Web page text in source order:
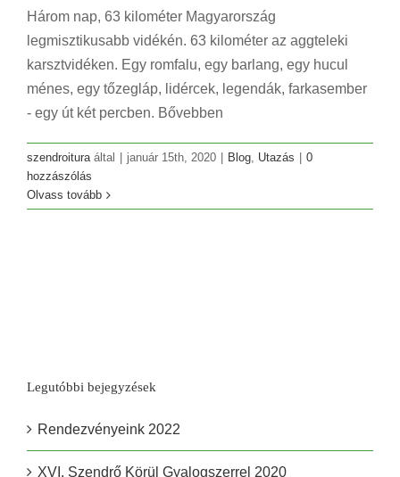
Három nap, 63 kilométer Magyarország
legmisztikusabb vidékén. 63 kilométer az aggteleki
karsztvidéken. Egy romfalu, egy barlang, egy hucul
ménes, egy tőzegláp, lidércek, legendák, farkasember
- egy út két percben. Bővebben
szendroituraáltal január 15th, 2020 Blog, Utazás
0
hozzászólás
Olvass tovább
Legutóbbi bejegyzések
Rendezvényeink 2022
XVI. Szendrő Körül Gyalogszerrel 2020